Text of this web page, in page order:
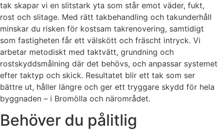
tak skapar vi en slitstark yta som står emot väder, fukt,
rost och slitage. Med rätt takbehandling och takunderhåll
minskar du risken för kostsam takrenovering, samtidigt
som fastigheten får ett välskött och fräscht intryck. Vi
arbetar metodiskt med taktvätt, grundning och
rostskyddsmålning där det behövs, och anpassar systemet
efter taktyp och skick. Resultatet blir ett tak som ser
bättre ut, håller längre och ger ett tryggare skydd för hela
byggnaden – i Bromölla och närområdet.
Behöver du pålitlig